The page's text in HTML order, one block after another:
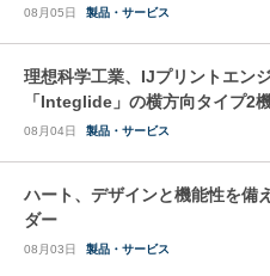
08月05日 製品・サービス
理想科学工業、IJプリントエン
「Integlide」の横方向タイプ2
08月04日 製品・サービス
ハート、デザインと機能性を備
ダー
08月03日 製品・サービス